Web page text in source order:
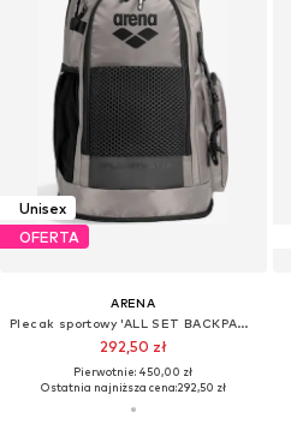
Unisex
OFERTA
ARENA
Plecak sportowy 'ALL SET BACKPACK 45L'
292,50 zł
Pierwotnie: 450,00 zł
Ostatnia najniższa cena:292,50 zł